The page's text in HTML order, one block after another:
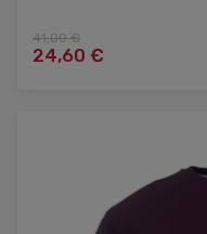
41,00 €
24,60 €